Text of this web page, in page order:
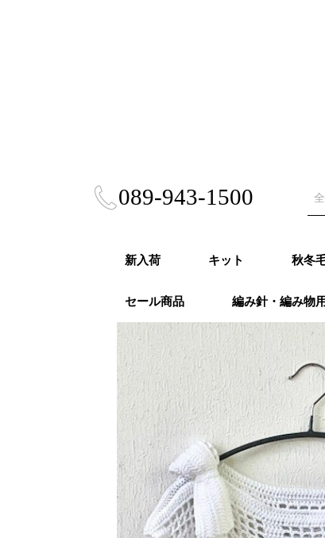
089-943-1500
新入荷 キット
秋冬キット
春夏キット
あみぐるみ・雑貨
風工房キット
東海えりかキット
ビヨンドザリーフ
秋冬
ハマ
ダイ
ニッ
スキ
オリ
Katia
Opal
PRO
alize
Knit
ノー
DMC
セール商品
毛糸・春夏糸
編針・輪針セット・
アウトレット品
オパール毛糸・特別
価格
編み針・編み物
かぎ針
２本針
4本針・５本針
輪針セット
かぎ針セット
編み物用品
ゲージメジャー
紙 他